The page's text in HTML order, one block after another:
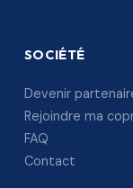
SOCIÉTÉ
Devenir
Rejoindre ma
FAQ
Contact